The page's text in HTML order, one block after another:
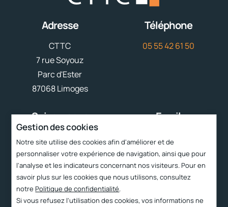
Adresse
CTTC
7 rue Soyouz
Parc d'Ester
87068 Limoges
Téléphone
05 55 42 61 50
Suivez-nous Email
contact@cttc.fr
Liens rapides
Services
Le CTTC
Gestion des cookies
Notre site utilise des cookies afin d'améliorer et de
personnaliser votre expérience de navigation, ainsi que pour
l'analyse et les indicateurs concernant nos visiteurs. Pour en
savoir plus sur les cookies que nous utilisons, consultez
notre Politique de confidentialité.
Si vous refusez l'utilisation des cookies, vos informations ne